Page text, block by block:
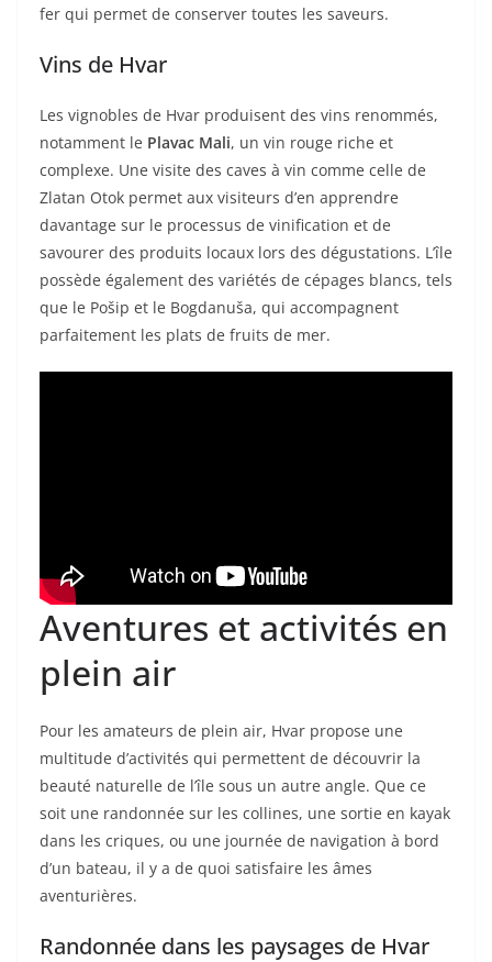
fer qui permet de conserver toutes les saveurs.
Vins de Hvar
Les vignobles de Hvar produisent des vins renommés,
notamment le Plavac Mali, un vin rouge riche et
complexe. Une visite des caves à vin comme celle de
Zlatan Otok permet aux visiteurs d’en apprendre
davantage sur le processus de vinification et de
savourer des produits locaux lors des dégustations. L’île
possède également des variétés de cépages blancs, tels
que le Pošip et le Bogdanuša, qui accompagnent
parfaitement les plats de fruits de mer.
Aventures et activités en
plein air
Pour les amateurs de plein air, Hvar propose une
multitude d’activités qui permettent de découvrir la
beauté naturelle de l’île sous un autre angle. Que ce
soit une randonnée sur les collines, une sortie en kayak
dans les criques, ou une journée de navigation à bord
d’un bateau, il y a de quoi satisfaire les âmes
aventurières.
Randonnée dans les paysages de Hvar